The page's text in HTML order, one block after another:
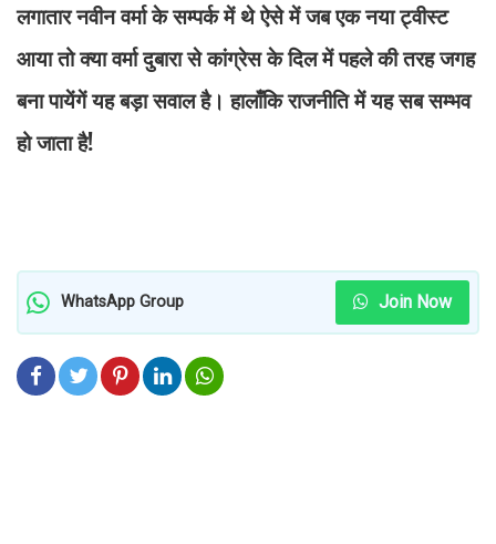
लगातार नवीन वर्मा के सम्पर्क में थे ऐसे में जब एक नया ट्वीस्ट
आया तो क्या वर्मा दुबारा से कांग्रेस के दिल में पहले की तरह जगह
बना पायेंगें यह बड़ा सवाल है। हालाँकि राजनीति में यह सब सम्भव
हो जाता है!
WhatsApp Group Join Now